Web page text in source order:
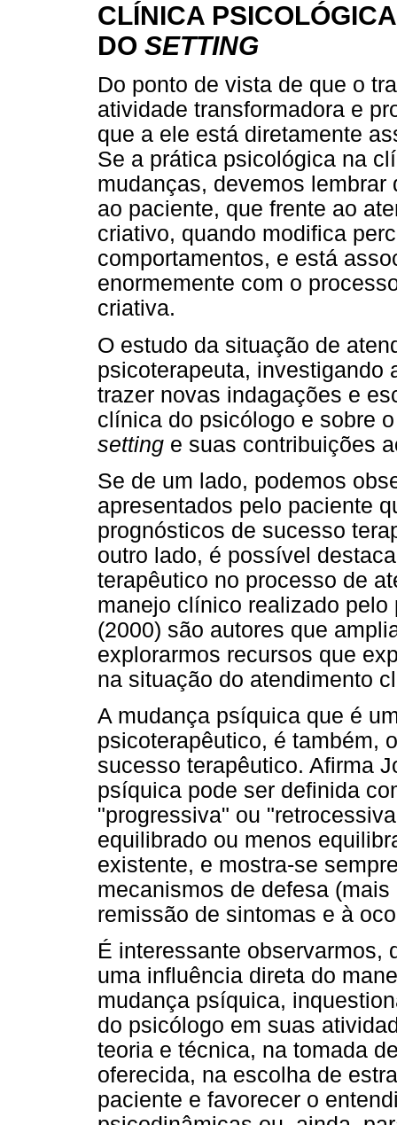
CLÍNICA
DO SETTING
Do ponto de vista de que o
atividade transformadora e
que a ele está diretamente
Se a prática psicológica na
mudanças, devemos
ao paciente, que frente ao
criativo, quando modifica
comportamentos, e está
enormemente com o
criativa.
O estudo da situação de
psicoterapeuta, investigando
trazer novas indagações e
clínica do psicólogo e sobre
setting e suas contribuições
Se de um lado, podemos
apresentados pelo paciente
prognósticos de sucesso
outro lado, é possível
terapêutico no processo de
manejo clínico realizado
(2000) são autores que
explorarmos recursos que
na situação do atendimento
A mudança psíquica que é
psicoterapêutico, é também,
sucesso terapêutico. Afirma
psíquica pode ser definida
"progressiva" ou
equilibrado ou menos
existente, e mostra-se
mecanismos de defesa
remissão de sintomas e à
É interessante observarmos,
uma influência direta do
mudança psíquica,
do psicólogo em suas
teoria e técnica, na tomada
oferecida, na escolha de
paciente e favorecer o